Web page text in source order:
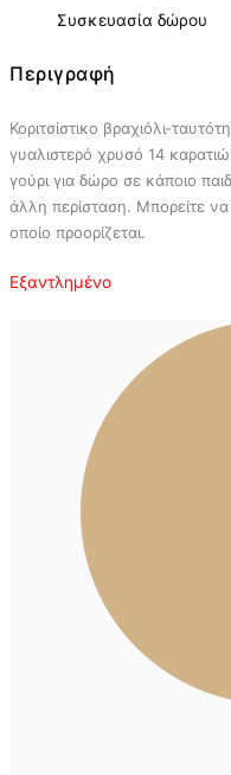
Συσκευασία δώρου
Περιγραφή
Κοριτσίστικο βραχιόλι-
γυαλιστερό χρυσό 14
γούρι για δώρο σε κάποιο
άλλη περίσταση. Μπορείτε
οποίο προορίζεται.
Εξαντλημένο